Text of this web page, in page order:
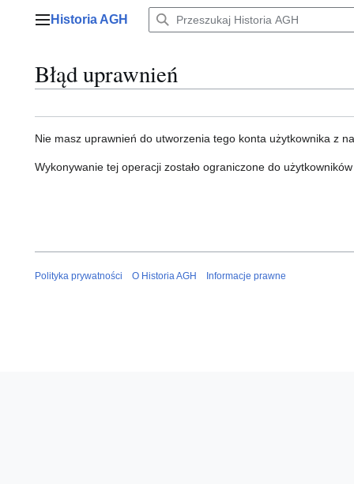
Menu główne
Historia AGH
Błąd uprawnień
Nie masz uprawnień do utworzenia tego konta użytkownika z
Wykonywanie tej operacji zostało ograniczone do
Polityka prywatności O Historia AGH Informacje prawne